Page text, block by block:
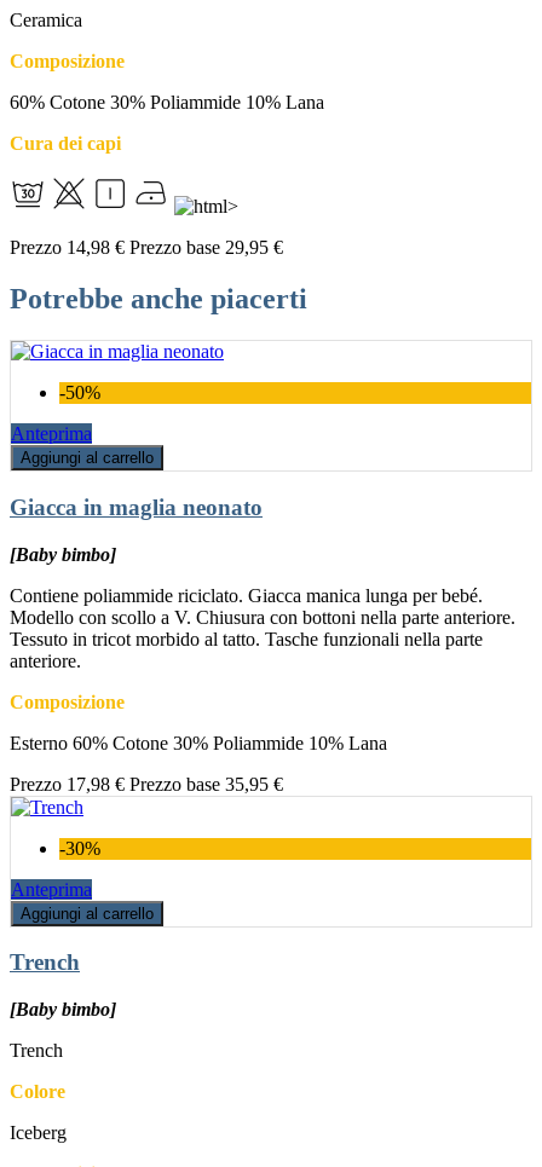
Ceramica
Composizione
60% Cotone 30% Poliammide 10% Lana
Cura dei capi
Prezzo 14,98 € Prezzo base 29,95 €
Potrebbe anche piacerti
-50%
Anteprima
Aggiungi al carrello
Giacca in maglia neonato
[Baby bimbo]
Contiene poliammide riciclato. Giacca manica lunga per bebé.
Modello con scollo a V. Chiusura con bottoni nella parte anteriore.
Tessuto in tricot morbido al tatto. Tasche funzionali nella parte
anteriore.
Composizione
Esterno 60% Cotone 30% Poliammide 10% Lana
Prezzo 17,98 € Prezzo base 35,95 €
-30%
Anteprima
Aggiungi al carrello
Trench
[Baby bimbo]
Trench
Colore
Iceberg